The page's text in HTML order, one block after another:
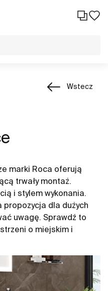
Wstecz
marki Roca oferują
trwały montaż.
i stylem wykonania.
dla dużych
uwagę. Sprawdź to
o miejskim i